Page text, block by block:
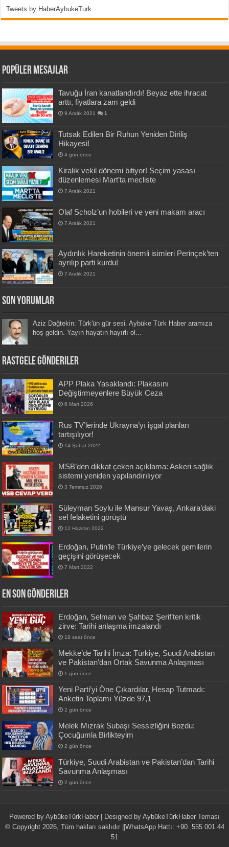
Tweets by HaberAybukeTurk
Popüler Mesajlar
Tavuğu İran kanatlandırdı! Beyaz ette ihracat
arttı, fiyatlara zam geldi
9 Aralık 2021 1
Tutsak Edilen Bir Ruhun Yeniden Diriliş
Hikayesi!
4 gün önce
Kiralık vekil dönemi bitiyor! Seçim yasası
düzenlemesi Mart’ta mecliste
7 Aralık 2021
Olaf Scholz’un hobileri ve yeni makam aracı
7 Aralık 2021
Aydınlık Hareketinin önemli isimleri Perinçek’ten
ayrılıp parti kurdu!
7 Aralık 2021
Son Yorumlar
Aziz Dağtekin: Türk'ün gür sesi. Aybüke Türk Haber aramıza
hoş geldin. Yayın hayatın hayırlı ol...
Rastgele Gönderiler
APP Plaka Yasaklandı: Plakasını
Değiştirmeyenlere Büyük Ceza
6 Mart 2026
Rus TV’lerinde Ukrayna’yı işgal planları
tartışılıyor!
14 Şubat 2022
MSB’den dikkat çeken açıklama: Askeri sağlık
sistemi yeniden yapılandırılıyor
3 Temmuz 2026
Süleyman Soylu ile Mansur Yavaş, Ankara’daki
sel felaketini görüştü
12 Haziran 2022
Erdoğan, Putin’le Türkiye’ye gelecek gemilerin
geçişini görüşecek
7 Mart 2022
En Son Gönderiler
Erdoğan, Selman ve Şahbaz Şerif’ten kritik
zirve: Tarihi anlaşma imzalandı
18 saat önce
Mekke’de Tarihi İmza: Türkiye, Suudi Arabistan
ve Pakistan’dan Ortak Savunma Anlaşması
1 gün önce
Yeni Parti’yi Öne Çıkardılar, Hesap Tutmadı:
Anketin Toplamı Yüzde 97,1
2 gün önce
Melek Mızrak Subaşı Sessizliğini Bozdu:
Çocuğumla Birlikteyim
2 gün önce
Türkiye, Suudi Arabistan ve Pakistan’dan Tarihi
Savunma Anlaşması
2 gün önce
Powered by AybükeTürkHaber | Designed by AybükeTürkHaber Teması
© Copyright 2026, Tüm hakları saklıdır ||WhatsApp Hattı: +90. 555 001 44
51